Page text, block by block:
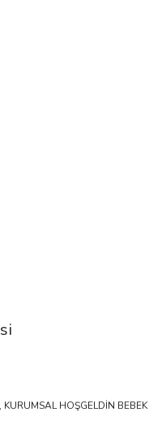
, KURUMSAL HOŞGELDİN BEBEK